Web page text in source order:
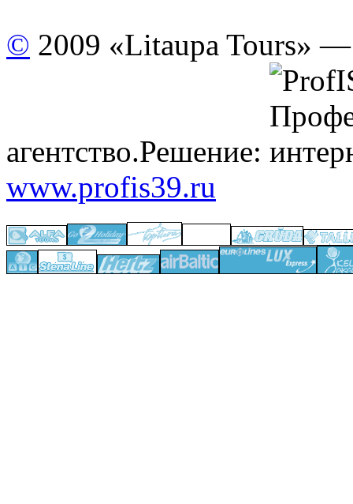
© 2009 «Litaupa Tours» —
агентство.Решение:
www.profis39.ru